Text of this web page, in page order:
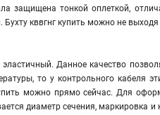
защищена тонкой оплеткой,
кввгнг купить можно не
Данное качество
то у контрольного кабеля
можно прямо сейчас. Для
диаметр сечения, маркировка и